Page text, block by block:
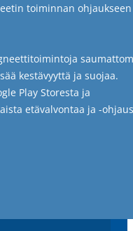
toiminnan
kestävyyttä ja suojaa.
Play Storesta ja
etävalvontaa ja -